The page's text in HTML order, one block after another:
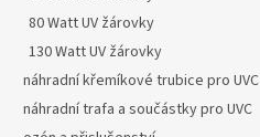
80 Watt UV žárovky
130 Watt UV žárovky
náhradní křemíkové trubice pro UVC
náhradní trafa a součástky pro UVC